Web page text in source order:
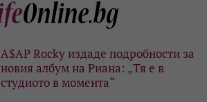
A$AP Rocky издаде подробности за
новия албум на Риана: „Тя е в
студиото в момента“